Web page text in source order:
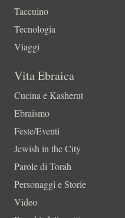
Taccuino
Tecnologia
Viaggi
Vita Ebraica
Cucina e Kasherut
Ebraismo
Feste/Eventi
Jewish in the City
Parole di Torah
Personaggi e Storie
Video